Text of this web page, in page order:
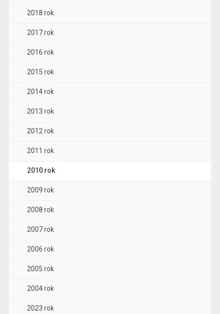
2018 rok
2017 rok
2016 rok
2015 rok
2014 rok
2013 rok
2012 rok
2011 rok
2010 rok
2009 rok
2008 rok
2007 rok
2006 rok
2005 rok
2004 rok
2023 rok